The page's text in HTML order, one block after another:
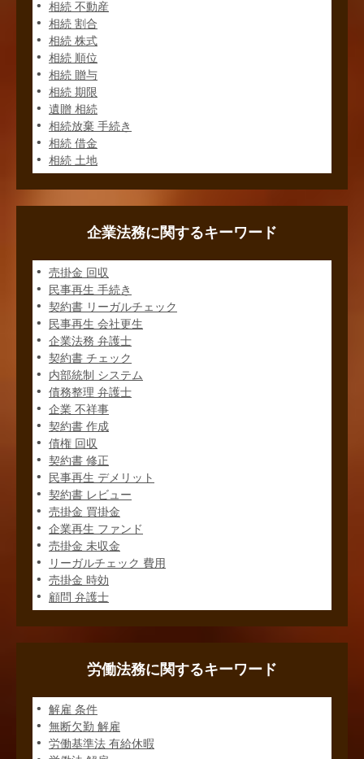
相続 不動産
相続 割合
相続 株式
相続 順位
相続 贈与
相続 期限
遺贈 相続
相続放棄 手続き
相続 借金
相続 土地
企業法務に関するキーワード
売掛金 回収
民事再生 手続き
契約書 リーガルチェック
民事再生 会社更生
企業法務 弁護士
契約書 チェック
内部統制 システム
債務整理 弁護士
企業 不祥事
契約書 作成
債権 回収
契約書 修正
民事再生 デメリット
契約書 レビュー
売掛金 買掛金
企業再生 ファンド
売掛金 未収金
リーガルチェック 費用
売掛金 時効
顧問 弁護士
労働法務に関するキーワード
解雇 条件
無断欠勤 解雇
労働基準法 有給休暇